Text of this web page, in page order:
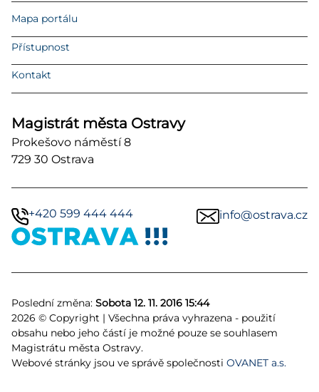
Mapa portálu
Přístupnost
Kontakt
Magistrát města Ostravy
Prokešovo náměstí 8
729 30 Ostrava
+420 599 444 444 info@ostrava.cz
Poslední změna: Sobota 12. 11. 2016 15:44
2026 © Copyright | Všechna práva vyhrazena - použití
obsahu nebo jeho částí je možné pouze se souhlasem
Magistrátu města Ostravy.
Webové stránky jsou ve správě společnosti OVANET a.s.